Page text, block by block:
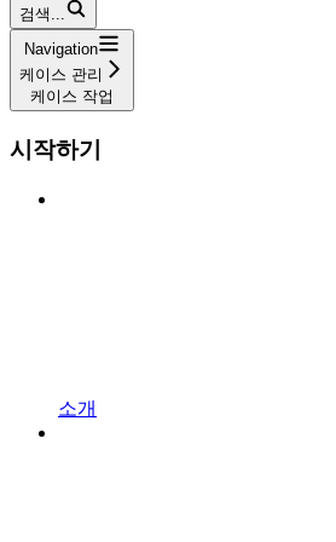
검색...
Navigation
케이스 관리
케이스 작업
시작하기
소개